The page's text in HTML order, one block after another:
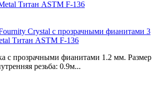
Crystal с прозрачными фианитами 3
Титан ASTM F-136
с прозрачными фианитами 1.2 мм. Размер
резьба: 0.9м...